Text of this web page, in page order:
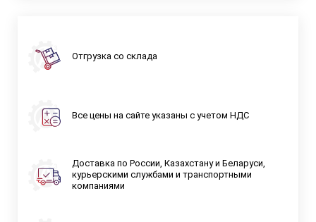
Отгрузка со склада
Все цены на сайте указаны с учетом НДС
Доставка по России, Казахстану и Беларуси,
курьерскими службами и транспортными
компаниями